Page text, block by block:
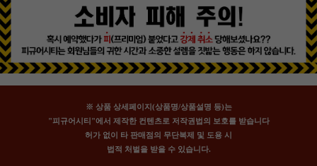
※ 상품 상세페이지(상품명/상품설명 등)는
"피규어시티"에서 제작한 컨텐츠로 저작권법의 보호를 받습니다
허가 없이 타 판매점의 무단복제 및 도용 시
법적 처벌을 받을 수 있습니다.